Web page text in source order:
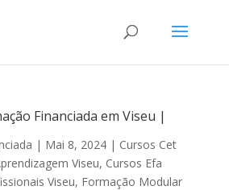
Financiada em Viseu |
| Mai 8, 2024| Cursos Cet
Viseu, Cursos Efa
Viseu, Formação Modular